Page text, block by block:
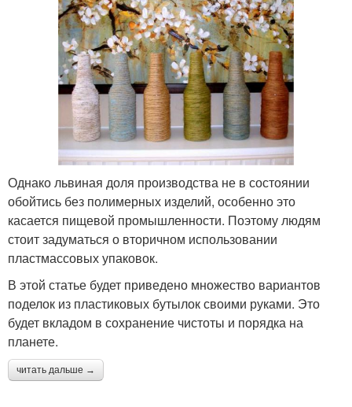
Однако львиная доля производства не в состоянии
обойтись без полимерных изделий, особенно это
касается пищевой промышленности. Поэтому людям
стоит задуматься о вторичном использовании
пластмассовых упаковок.
В этой статье будет приведено множество вариантов
поделок из пластиковых бутылок своими руками. Это
будет вкладом в сохранение чистоты и порядка на
планете.
читать дальше →